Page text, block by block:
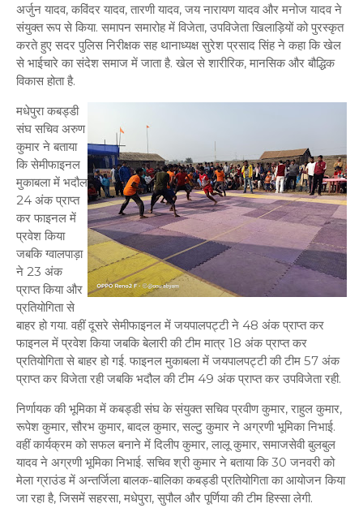
अर्जुन यादव, कविंदर यादव, तारणी यादव, जय नारायण यादव और मनोज यादव ने
संयुक्त रूप से किया. समापन समारोह में विजेता, उपविजेता खिलाड़ियों को पुरस्कृत
करते हुए सदर पुलिस निरीक्षक सह थानाध्यक्ष सुरेश प्रसाद सिंह ने कहा कि खेल
से भाईचारे का संदेश समाज में जाता है. खेल से शारीरिक, मानसिक और बौद्धिक
विकास होता है.
मधेपुरा कबड्डी
संघ सचिव अरुण
कुमार ने बताया
कि सेमीफाइनल
मुकाबला में भदौल
24 अंक प्राप्त
कर फाइनल में
प्रवेश किया
जबकि ग्वालपाड़ा
ने 23 अंक
प्राप्त किया और
प्रतियोगिता से
बाहर हो गया. वहीं दूसरे सेमीफाइनल में जयपालपट्टी ने 48 अंक प्राप्त कर
फाइनल में प्रवेश किया जबकि बेलारी की टीम मात्र 18 अंक प्राप्त कर
प्रतियोगिता से बाहर हो गई. फाइनल मुकाबला में जयपालपट्टी की टीम 57 अंक
प्राप्त कर विजेता रही जबकि भदौल की टीम 49 अंक प्राप्त कर उपविजेता रही.
निर्णायक की भूमिका में कबड्डी संघ के संयुक्त सचिव प्रवीण कुमार, राहुल कुमार,
रूपेश कुमार, सौरभ कुमार, बादल कुमार, सल्टु कुमार ने अग्रणी भूमिका निभाई.
वहीं कार्यक्रम को सफल बनाने में दिलीप कुमार, लालू कुमार, समाजसेवी बुलबुल
यादव ने अग्रणी भूमिका निभाई. सचिव श्री कुमार ने बताया कि 30 जनवरी को
मेला ग्राउंड में अन्तर्जिला बालक-बालिका कबड्डी प्रतियोगिता का आयोजन किया
जा रहा है, जिसमें सहरसा, मधेपुरा, सुपौल और पूर्णिया की टीम हिस्सा लेगी.